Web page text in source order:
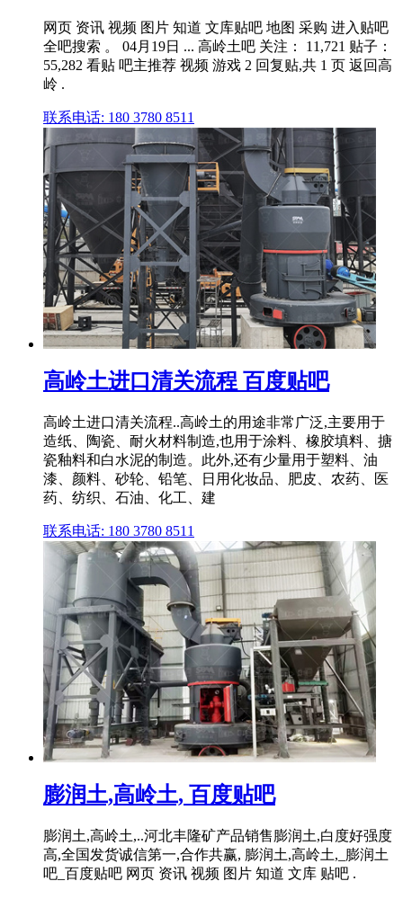
网页 资讯 视频 图片 知道 文库贴吧 地图 采购 进入贴吧
全吧搜索 。 04月19日 ... 高岭土吧 关注： 11,721 贴子：
55,282 看贴 吧主推荐 视频 游戏 2 回复贴,共 1 页 返回高
岭 .
联系电话: 180 3780 8511
高岭土进口清关流程 百度贴吧
高岭土进口清关流程..高岭土的用途非常广泛,主要用于
造纸、陶瓷、耐火材料制造,也用于涂料、橡胶填料、搪
瓷釉料和白水泥的制造。此外,还有少量用于塑料、油
漆、颜料、砂轮、铅笔、日用化妆品、肥皮、农药、医
药、纺织、石油、化工、建
联系电话: 180 3780 8511
膨润土,高岭土, 百度贴吧
膨润土,高岭土,..河北丰隆矿产品销售膨润土,白度好强度
高,全国发货诚信第一,合作共赢, 膨润土,高岭土,_膨润土
吧_百度贴吧 网页 资讯 视频 图片 知道 文库 贴吧 .